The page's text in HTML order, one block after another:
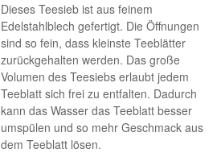
Dieses Teesieb ist aus feinem
Edelstahlblech gefertigt. Die Öffnungen
sind so fein, dass kleinste Teeblätter
zurückgehalten werden. Das große
Volumen des Teesiebs erlaubt jedem
Teeblatt sich frei zu entfalten. Dadurch
kann das Wasser das Teeblatt besser
umspülen und so mehr Geschmack aus
dem Teeblatt lösen.